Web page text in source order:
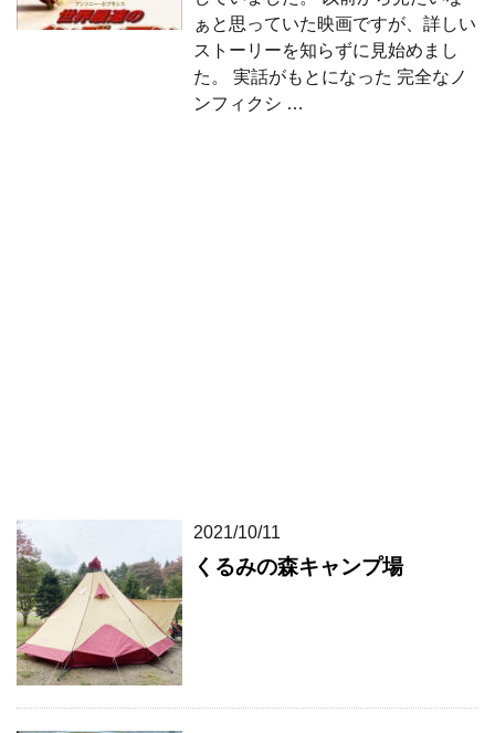
ぁと思っていた映画ですが、詳しい
ストーリーを知らずに見始めまし
た。 実話がもとになった 完全なノ
ンフィクシ …
2021/10/11
くるみの森キャンプ場